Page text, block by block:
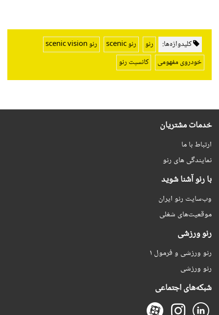
کلیدواژه‌ها: رنو رنو scenic
رنو scenic vision
خودروی مفهومی
کانسپت رنو
خدمات مشتریان
ارتباط با ما
نمایندگی های رنو
با رنو آشنا شوید
وب‌سایت رنو ایران
موقعیت‌های شغلی
رنو ورزشی
رنو ورزشی و فرمول ۱
رنو ورزشی
شبکه‌های اجتماعی